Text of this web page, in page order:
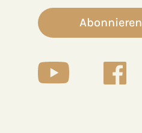
Abonnieren